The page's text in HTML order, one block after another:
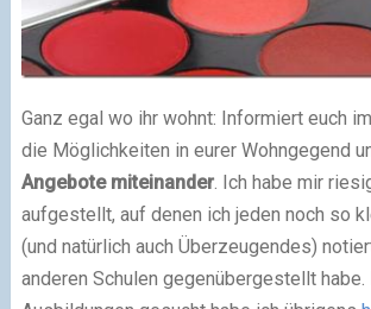
Ganz egal wo ihr wohnt: Informiert euch
die Möglichkeiten in eurer Wohngegend
Angebote miteinander. Ich habe mir
aufgestellt, auf denen ich jeden noch so
(und natürlich auch Überzeugendes)
anderen Schulen gegenübergestellt habe.